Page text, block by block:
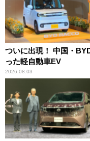
ついに出現！ 中国・
った軽自動車EV
2026.08.03